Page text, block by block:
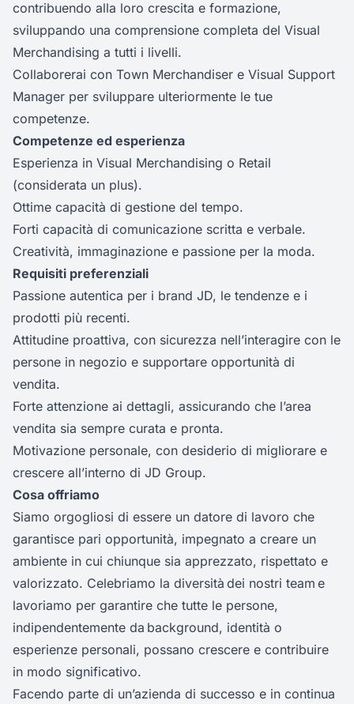
contribuendo alla loro crescita e formazione,
sviluppando una comprensione completa del Visual
Merchandising a tutti i livelli.
Collaborerai con Town Merchandiser e Visual Support
Manager per sviluppare ulteriormente le tue
competenze.
Competenze ed esperienza
Esperienza in Visual Merchandising o Retail
(considerata un plus).
Ottime capacità di gestione del tempo.
Forti capacità di comunicazione scritta e verbale.
Creatività, immaginazione e passione per la moda.
Requisiti preferenziali
Passione autentica per i brand JD, le tendenze e i
prodotti più recenti.
Attitudine proattiva, con sicurezza nell’interagire con le
persone in negozio e supportare opportunità di
vendita.
Forte attenzione ai dettagli, assicurando che l’area
vendita sia sempre curata e pronta.
Motivazione personale, con desiderio di migliorare e
crescere all’interno di JD Group.
Cosa offriamo
Siamo orgogliosi di essere un datore di lavoro che
garantisce pari opportunità, impegnato a creare un
ambiente in cui chiunque sia apprezzato, rispettato e
valorizzato. Celebriamo la diversità dei nostri team e
lavoriamo per garantire che tutte le persone,
indipendentemente da background, identità o
esperienze personali, possano crescere e contribuire
in modo significativo.
Facendo parte di un’azienda di successo e in continua